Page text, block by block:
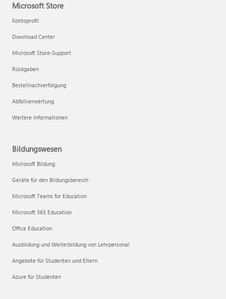
Microsoft Store
Kontoprofil
Download Center
Microsoft Store-Support
Rückgaben
Bestellnachverfolgung
Abfallverwertung
Weitere Informationen
Bildungswesen
Microsoft Bildung
Geräte für den Bildungsbereich
Microsoft Teams for Education
Microsoft 365 Education
Office Education
Ausbildung und Weiterbildung von Lehrpersonal
Angebote für Studenten und Eltern
Azure für Studenten